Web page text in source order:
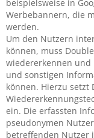
beispielsweise in
Werbebannern, die
werden.
Um den Nutzern
können, muss
wiedererkennen und
und sonstigen
können. Hierzu setzt
ein. Die erfassten
pseudonymen
betreffenden Nutzer